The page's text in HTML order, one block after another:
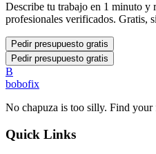
Describe tu trabajo en 1 minuto y
profesionales verificados. Gratis,
Pedir presupuesto gratis
Pedir presupuesto gratis
B
bobofix
No chapuza is too silly. Find
Quick Links